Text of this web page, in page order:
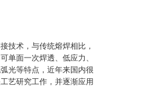
技术，与传统熔焊相比，
单面一次焊透、低应力、
光等特点，近年来国内很
艺研究工作，并逐渐应用